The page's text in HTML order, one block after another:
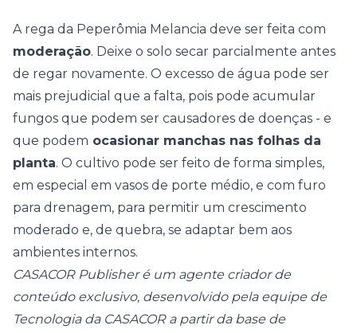
A rega da Peperômia Melancia deve ser feita com
moderação. Deixe o solo secar parcialmente antes
de regar novamente. O excesso de água pode ser
mais prejudicial que a falta, pois pode acumular
fungos que podem ser causadores de doenças - e
que podem ocasionar manchas nas folhas da
planta. O cultivo pode ser feito de forma simples,
em especial em vasos de porte médio, e com furo
para drenagem, para permitir um crescimento
moderado e, de quebra, se adaptar bem aos
ambientes internos.
CASACOR Publisher é um agente criador de
conteúdo exclusivo, desenvolvido pela equipe de
Tecnologia da CASACOR a partir da base de